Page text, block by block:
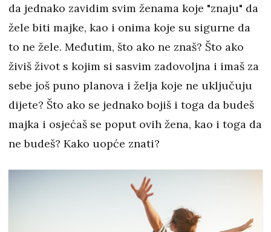
da jednako zavidim svim ženama koje "znaju" da
žele biti majke, kao i onima koje su sigurne da
to ne žele. Međutim, što ako ne znaš? Što ako
živiš život s kojim si sasvim zadovoljna i imaš za
sebe još puno planova i želja koje ne uključuju
dijete? Što ako se jednako bojiš i toga da budeš
majka i osjećaš se poput ovih žena, kao i toga da
ne budeš? Kako uopće znati?